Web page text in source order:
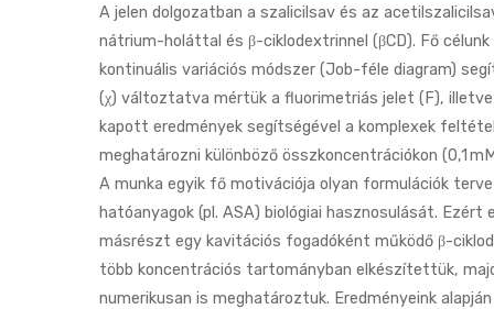
A jelen dolgozatban a szalicilsav és az
nátrium-holáttal és β-ciklodextrinnel (βCD). Fő
kontinuális variációs módszer (Job-féle diagram)
(χ) változtatva mértük a fluorimetriás jelet (F),
kapott eredmények segítségével a komplexek
meghatározni különböző összkoncentrációkon (0,1
A munka egyik fő motivációja olyan formulációk
hatóanyagok (pl. ASA) biológiai hasznosulását.
másrészt egy kavitációs fogadóként működő β-
több koncentrációs tartományban elkészítettük,
numerikusan is meghatároztuk. Eredményeink